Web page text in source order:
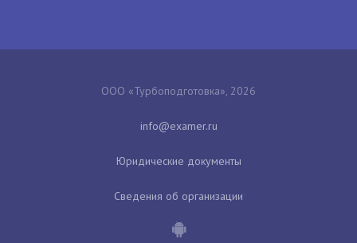
ООО «Турбоподготовка», 2026
Юридические документы
Сведения об организации